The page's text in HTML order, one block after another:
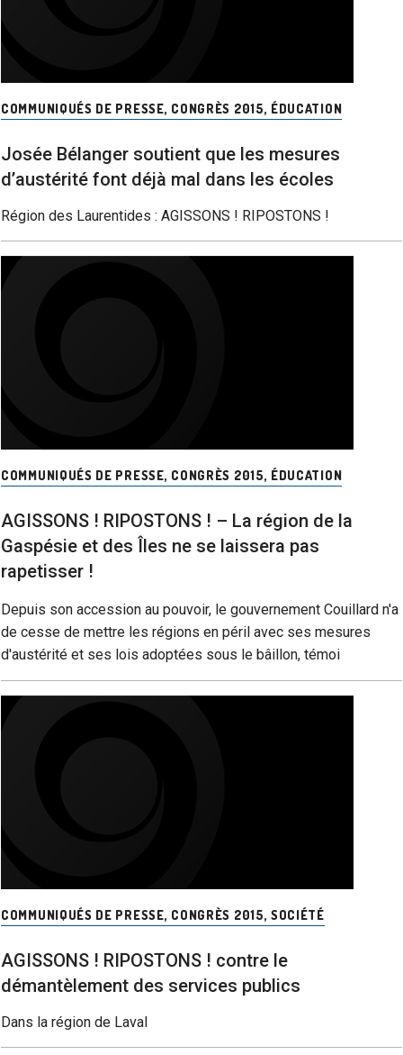
COMMUNIQUÉS DE PRESSE, CONGRÈS 2015, ÉDUCATION
Josée Bélanger soutient que les mesures
d’austérité font déjà mal dans les écoles
Région des Laurentides : AGISSONS ! RIPOSTONS !
COMMUNIQUÉS DE PRESSE, CONGRÈS 2015, ÉDUCATION
AGISSONS ! RIPOSTONS ! – La région de la
Gaspésie et des Îles ne se laissera pas
rapetisser !
Depuis son accession au pouvoir, le gouvernement Couillard n'a
de cesse de mettre les régions en péril avec ses mesures
d'austérité et ses lois adoptées sous le bâillon, témoi
COMMUNIQUÉS DE PRESSE, CONGRÈS 2015, SOCIÉTÉ
AGISSONS ! RIPOSTONS ! contre le
démantèlement des services publics
Dans la région de Laval